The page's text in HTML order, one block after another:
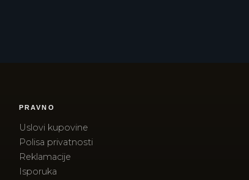
PRAVNO
Uslovi kupovine
Polisa privatnosti
Reklamacije
Isporuka